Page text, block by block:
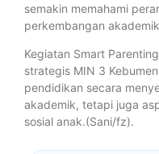
semakin memahami
perkembangan
Kegiatan Smart
strategis MIN 3
pendidikan secara
akademik, tetapi juga
sosial anak.(Sani/fz).